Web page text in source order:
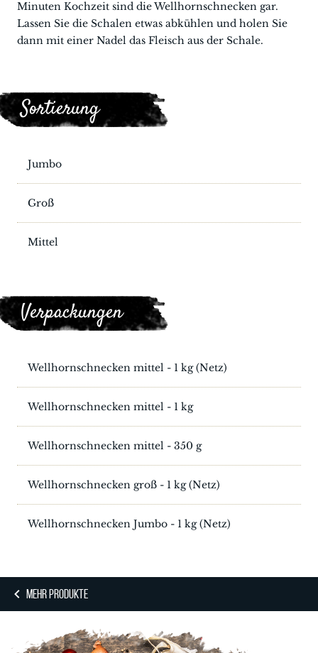
Minuten Kochzeit sind die Wellhornschnecken gar.
Lassen Sie die Schalen etwas abkühlen und holen Sie
dann mit einer Nadel das Fleisch aus der Schale.
Sortierung
Jumbo
Groß
Mittel
Verpackungen
Wellhornschnecken mittel - 1 kg (Netz)
Wellhornschnecken mittel - 1 kg
Wellhornschnecken mittel - 350 g
Wellhornschnecken groß - 1 kg (Netz)
Wellhornschnecken Jumbo - 1 kg (Netz)
MEHR PRODUKTE